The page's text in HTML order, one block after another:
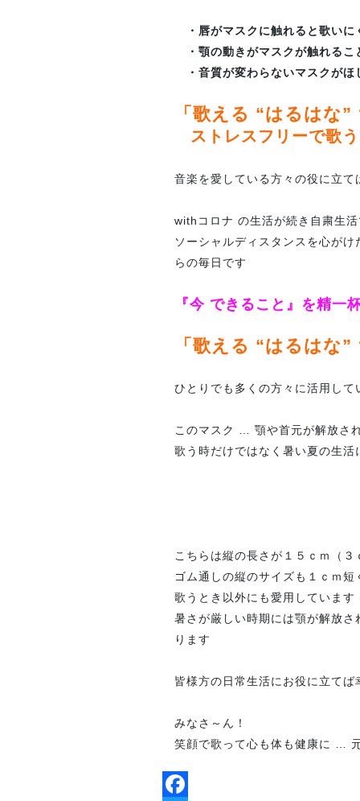
・唇がマスクに触れると歌いに
・顎の動きがマスクが触れるこ
・音質が変わらないマスクがほ
「歌える “はるはな
ストレスフリーで歌
音楽を愛している方々の役に立て
withコロナ の生活が続き自粛生
ソーシャルディスタンスを心が
らの毎日です
『今 できること』を精一
「歌える “はるはな
ひとりでも多くの方々に活用し
このマスク … 顎や首元が解放さ
歌う時だけではなく暑い夏の生活
こちらは縦の長さが１５ｃｍ（
ゴム通しの縦のサイズも１ｃｍ
歌うとき以外にも愛用していま
暑さが厳しい時期には顎が解放
ります
皆様方の日常生活にお役に立てば
みなさ～ん！
笑顔で歌って心も体も健康に …